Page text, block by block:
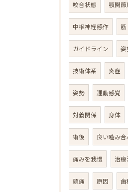
咬合状態 顎関
中枢神経感作 筋
ガイドライン 姿
技術体系 炎症
姿勢 運動感覚
対義関係 身体
術後 良い嚙み合
痛みを我慢 治療
頭痛 原因 歯